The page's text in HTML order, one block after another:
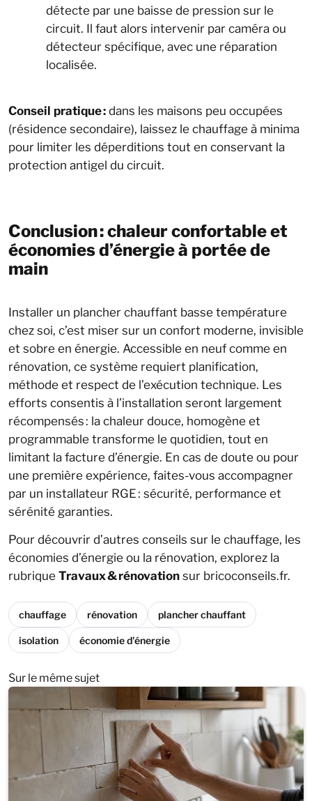
détecte par une baisse de pression sur le
circuit. Il faut alors intervenir par caméra ou
détecteur spécifique, avec une réparation
localisée.
Conseil pratique : dans les maisons peu occupées
(résidence secondaire), laissez le chauffage à minima
pour limiter les déperditions tout en conservant la
protection antigel du circuit.
Conclusion : chaleur confortable et
économies d’énergie à portée de
main
Installer un plancher chauffant basse température
chez soi, c’est miser sur un confort moderne, invisible
et sobre en énergie. Accessible en neuf comme en
rénovation, ce système requiert planification,
méthode et respect de l’exécution technique. Les
efforts consentis à l’installation seront largement
récompensés : la chaleur douce, homogène et
programmable transforme le quotidien, tout en
limitant la facture d’énergie. En cas de doute ou pour
une première expérience, faites-vous accompagner
par un installateur RGE : sécurité, performance et
sérénité garanties.
Pour découvrir d’autres conseils sur le chauffage, les
économies d’énergie ou la rénovation, explorez la
rubrique Travaux & rénovation sur bricoconseils.fr.
chauffage rénovation plancher chauffant
isolation économie d'énergie
Sur le même sujet